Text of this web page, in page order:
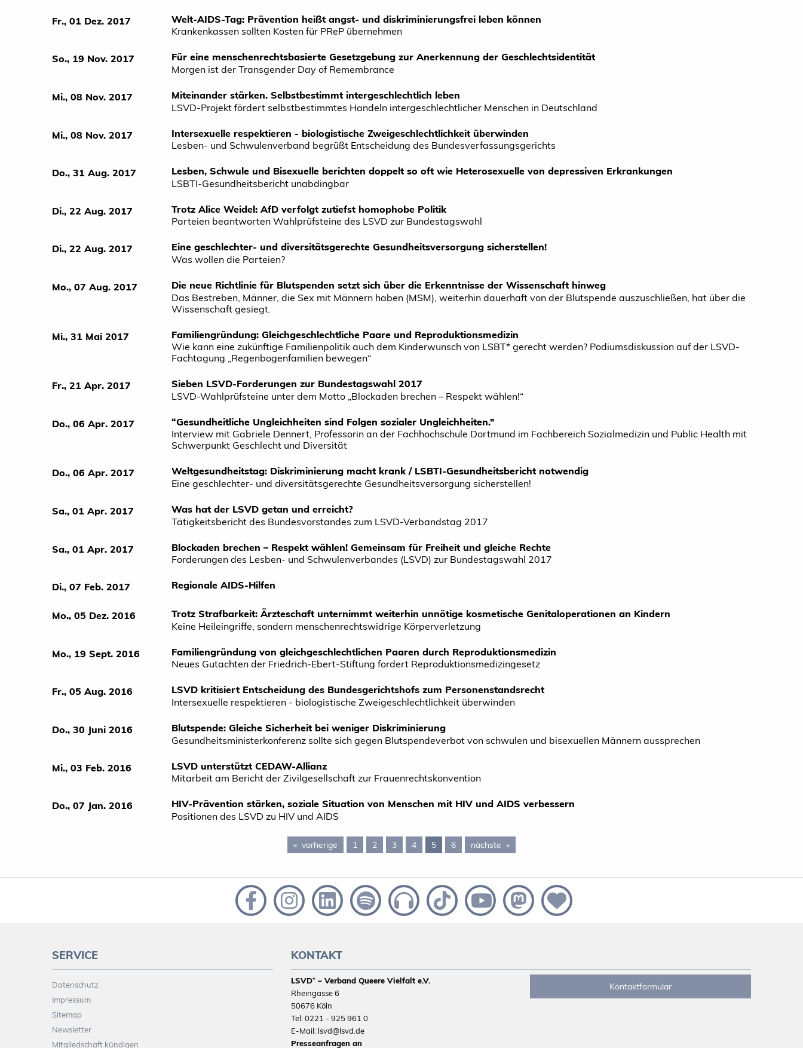
Fr., 01 Dez. 2017
Welt-AIDS-Tag: Prävention heißt angst- und diskriminierungsfrei leben können
Krankenkassen sollten Kosten für PReP übernehmen
So., 19 Nov. 2017
Für eine menschenrechtsbasierte Gesetzgebung zur Anerkennung der Geschlechtsidentität
Morgen ist der Transgender Day of Remembrance
Mi., 08 Nov. 2017
Miteinander stärken. Selbstbestimmt intergeschlechtlich leben
LSVD-Projekt fördert selbstbestimmtes Handeln intergeschlechtlicher Menschen in Deutschland
Mi., 08 Nov. 2017
Intersexuelle respektieren - biologistische Zweigeschlechtlichkeit überwinden
Lesben- und Schwulenverband begrüßt Entscheidung des Bundesverfassungsgerichts
Do., 31 Aug. 2017
Lesben, Schwule und Bisexuelle berichten doppelt so oft wie Heterosexuelle von depressiven Erkrankungen
LSBTI-Gesundheitsbericht unabdingbar
Di., 22 Aug. 2017
Trotz Alice Weidel: AfD verfolgt zutiefst homophobe Politik
Parteien beantworten Wahlprüfsteine des LSVD zur Bundestagswahl
Di., 22 Aug. 2017
Eine geschlechter- und diversitätsgerechte Gesundheitsversorgung sicherstellen!
Was wollen die Parteien?
Mo., 07 Aug. 2017
Die neue Richtlinie für Blutspenden setzt sich über die Erkenntnisse der Wissenschaft hinweg
Das Bestreben, Männer, die Sex mit Männern haben (MSM), weiterhin dauerhaft von der Blutspende auszuschließen, hat über die
Wissenschaft gesiegt.
Mi., 31 Mai 2017
Familiengründung: Gleichgeschlechtliche Paare und Reproduktionsmedizin
Wie kann eine zukünftige Familienpolitik auch dem Kinderwunsch von LSBT* gerecht werden? Podiumsdiskussion auf der LSVD-
Fachtagung „Regenbogenfamilien bewegen“
Fr., 21 Apr. 2017
Sieben LSVD-Forderungen zur Bundestagswahl 2017
LSVD-Wahlprüfsteine unter dem Motto „Blockaden brechen – Respekt wählen!“
Do., 06 Apr. 2017
“Gesundheitliche Ungleichheiten sind Folgen sozialer Ungleichheiten.”
Interview mit Gabriele Dennert, Professorin an der Fachhochschule Dortmund im Fachbereich Sozialmedizin und Public Health mit
Schwerpunkt Geschlecht und Diversität
Do., 06 Apr. 2017
Weltgesundheitstag: Diskriminierung macht krank / LSBTI-Gesundheitsbericht notwendig
Eine geschlechter- und diversitätsgerechte Gesundheitsversorgung sicherstellen!
Sa., 01 Apr. 2017
Was hat der LSVD getan und erreicht?
Tätigkeitsbericht des Bundesvorstandes zum LSVD-Verbandstag 2017
Sa., 01 Apr. 2017
Blockaden brechen – Respekt wählen! Gemeinsam für Freiheit und gleiche Rechte
Forderungen des Lesben- und Schwulenverbandes (LSVD) zur Bundestagswahl 2017
Di., 07 Feb. 2017 Regionale AIDS-Hilfen
Mo., 05 Dez. 2016
Trotz Strafbarkeit: Ärzteschaft unternimmt weiterhin unnötige kosmetische Genitaloperationen an Kindern
Keine Heileingriffe, sondern menschenrechtswidrige Körperverletzung
Mo., 19 Sept. 2016
Familiengründung von gleichgeschlechtlichen Paaren durch Reproduktionsmedizin
Neues Gutachten der Friedrich-Ebert-Stiftung fordert Reproduktionsmedizingesetz
Fr., 05 Aug. 2016
LSVD kritisiert Entscheidung des Bundesgerichtshofs zum Personenstandsrecht
Intersexuelle respektieren - biologistische Zweigeschlechtlichkeit überwinden
Do., 30 Juni 2016
Blutspende: Gleiche Sicherheit bei weniger Diskriminierung
Gesundheitsministerkonferenz sollte sich gegen Blutspendeverbot von schwulen und bisexuellen Männern aussprechen
Mi., 03 Feb. 2016
LSVD unterstützt CEDAW-Allianz
Mitarbeit am Bericht der Zivilgesellschaft zur Frauenrechtskonvention
Do., 07 Jan. 2016
HIV-Prävention stärken, soziale Situation von Menschen mit HIV und AIDS verbessern
Positionen des LSVD zu HIV und AIDS
vorherige page 4
1 2 3 4 You're on page
5 6 nächste page 6
SERVICE
Datenschutz
Impressum
Sitemap
Newsletter
Mitgliedschaft kündigen
KONTAKT
LSVD⁺ – Verband Queere Vielfalt e.V.
Rheingasse 6
50676 Köln
Tel: 0221 - 925 961 0
E-Mail: lsvd@lsvd.de
Presseanfragen an
Kontaktformular